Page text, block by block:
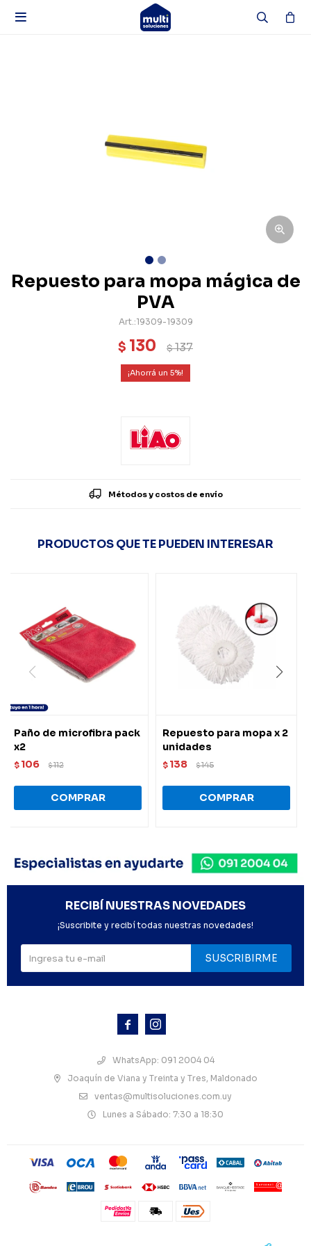

Repuesto para mopa mágica de
PVA
19309-19309
$ 130 $137
5
Métodos y costos de envío
PRODUCTOS QUE TE PUEDEN INTERESAR
Paño de microfibra pack
x2
$ 106 $112
Repuesto para mopa x 2
unidades
$ 138 $145
 
WhatsApp: 091 2004 04
Joaquín de Viana y Treinta y Tres, Maldonado
ventas@multisoluciones.com.uy
Lunes a Sábado: 7:30 a 18:30
RECIBÍ NUESTRAS NOVEDADES
¡Suscribite y recibí todas nuestras novedades!
SUSCRIBIRME